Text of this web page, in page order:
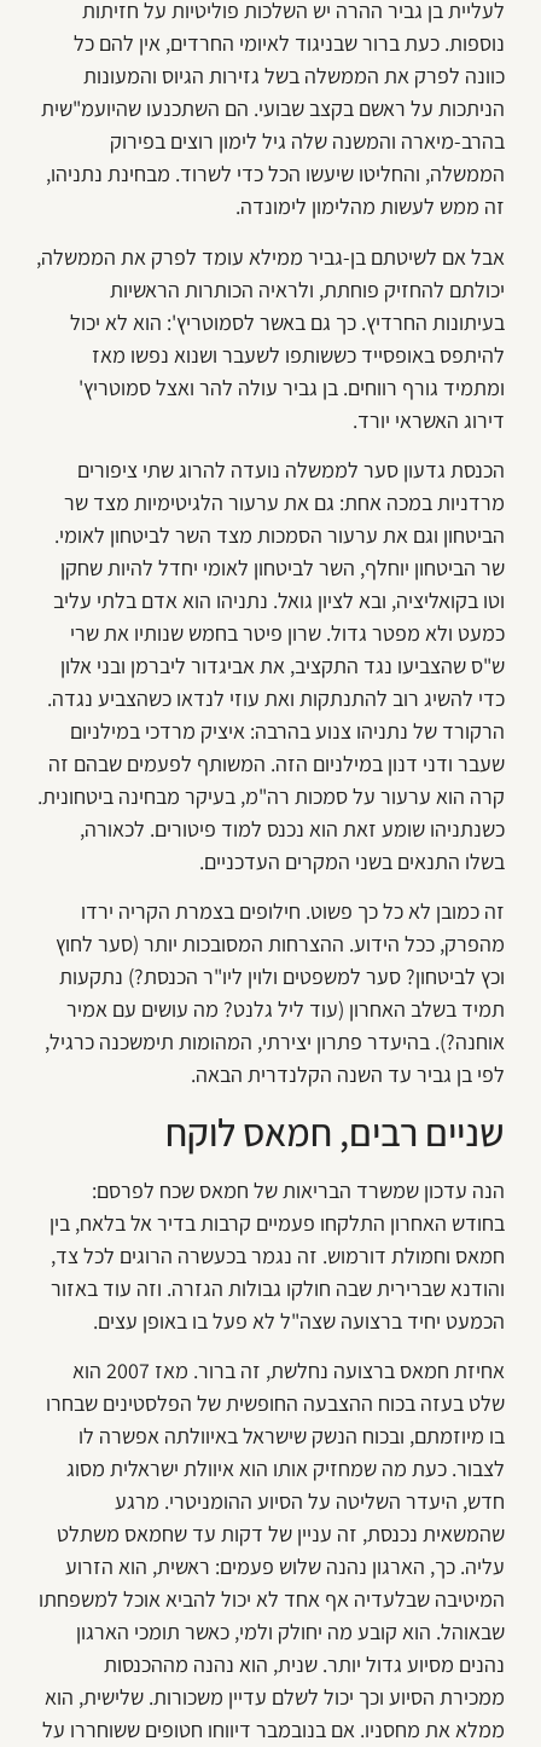
לעליית בן גביר ההרה יש השלכות פוליטיות על חזיתות
נוספות. כעת ברור שבניגוד לאיומי החרדים, אין להם כל
כוונה לפרק את הממשלה בשל גזירות הגיוס והמעונות
הניתכות על ראשם בקצב שבועי. הם השתכנעו שהיועמ"שית
בהרב-מיארה והמשנה שלה גיל לימון רוצים בפירוק
הממשלה, והחליטו שיעשו הכל כדי לשרוד. מבחינת נתניהו,
זה ממש לעשות מהלימון לימונדה.
אבל אם לשיטתם בן-גביר ממילא עומד לפרק את הממשלה,
יכולתם להחזיק פוחתת, ולראיה הכותרות הראשיות
בעיתונות החרדיץ. כך גם באשר לסמוטריץ': הוא לא יכול
להיתפס באופסייד כששותפו לשעבר ושנוא נפשו מאז
ומתמיד גורף רווחים. בן גביר עולה להר ואצל סמוטריץ'
דירוג האשראי יורד.
הכנסת גדעון סער לממשלה נועדה להרוג שתי ציפורים
מרדניות במכה אחת: גם את ערעור הלגיטימיות מצד שר
הביטחון וגם את ערעור הסמכות מצד השר לביטחון לאומי.
שר הביטחון יוחלף, השר לביטחון לאומי יחדל להיות שחקן
וטו בקואליציה, ובא לציון גואל. נתניהו הוא אדם בלתי עליב
כמעט ולא מפטר גדול. שרון פיטר בחמש שנותיו את שרי
ש"ס שהצביעו נגד התקציב, את אביגדור ליברמן ובני אלון
כדי להשיג רוב להתנתקות ואת עוזי לנדאו כשהצביע נגדה.
הרקורד של נתניהו צנוע בהרבה: איציק מרדכי במילניום
שעבר ודני דנון במילניום הזה. המשותף לפעמים שבהם זה
קרה הוא ערעור על סמכות רה"מ, בעיקר מבחינה ביטחונית.
כשנתניהו שומע זאת הוא נכנס למוד פיטורים. לכאורה,
בשלו התנאים בשני המקרים העדכניים.
זה כמובן לא כל כך פשוט. חילופים בצמרת הקריה ירדו
מהפרק, ככל הידוע. ההצרחות המסובכות יותר (סער לחוץ
וכץ לביטחון? סער למשפטים ולוין ליו"ר הכנסת?) נתקעות
תמיד בשלב האחרון (עוד ליל גלנט? מה עושים עם אמיר
אוחנה?). בהיעדר פתרון יצירתי, המהומות תימשכנה כרגיל,
לפי בן גביר עד השנה הקלנדרית הבאה.
שניים רבים, חמאס לוקח
הנה עדכון שמשרד הבריאות של חמאס שכח לפרסם:
בחודש האחרון התלקחו פעמיים קרבות בדיר אל בלאח, בין
חמאס וחמולת דורמוש. זה נגמר בכעשרה הרוגים לכל צד,
והודנא שברירית שבה חולקו גבולות הגזרה. וזה עוד באזור
הכמעט יחיד ברצועה שצה"ל לא פעל בו באופן עצים.
אחיזת חמאס ברצועה נחלשת, זה ברור. מאז 2007 הוא
שלט בעזה בכוח ההצבעה החופשית של הפלסטינים שבחרו
בו מיוזמתם, ובכוח הנשק שישראל באיוולתה אפשרה לו
לצבור. כעת מה שמחזיק אותו הוא איוולת ישראלית מסוג
חדש, היעדר השליטה על הסיוע ההומניטרי. מרגע
שהמשאית נכנסת, זה עניין של דקות עד שחמאס משתלט
עליה. כך, הארגון נהנה שלוש פעמים: ראשית, הוא הזרוע
המיטיבה שבלעדיה אף אחד לא יכול להביא אוכל למשפחתו
שבאוהל. הוא קובע מה יחולק ולמי, כאשר תומכי הארגון
נהנים מסיוע גדול יותר. שנית, הוא נהנה מההכנסות
ממכירת הסיוע וכך יכול לשלם עדיין משכורות. שלישית, הוא
ממלא את מחסניו. אם בנובמבר דיווחו חטופים ששוחררו על